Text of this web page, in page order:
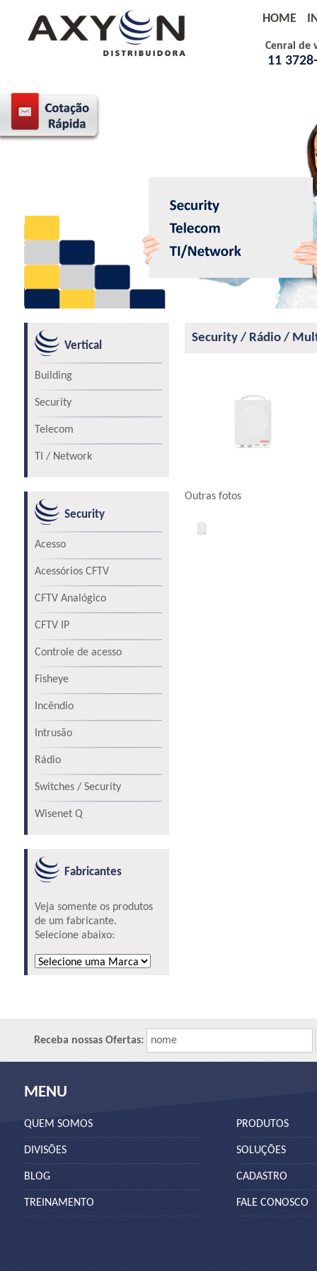
Cenral de
11
HOME
Vertical
Building
Security
Telecom
TI / Network
Security
Acesso
Acessórios CFTV
CFTV Analógico
CFTV IP
Controle de acesso
Fisheye
Incêndio
Intrusão
Rádio
Switches / Security
Wisenet Q
Fabricantes
Veja somente os produtos
de um fabricante.
Selecione abaixo:
Security / Rádio /
Outras fotos
Receba nossas Ofertas: nome
MENU
QUEM SOMOS
DIVISÕES
BLOG
TREINAMENTO
PRODUTOS
SOLUÇÕES
CADASTRO
FALE CONOSCO